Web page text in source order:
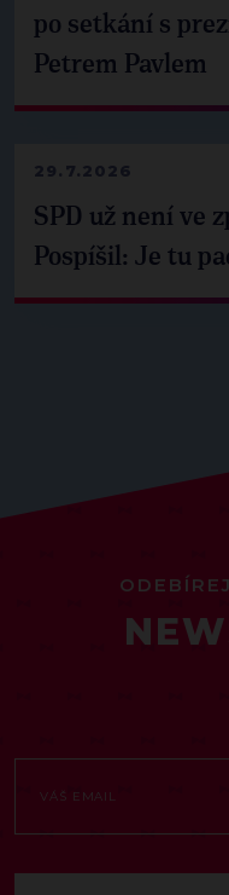
po setkání s
Petrem Pavlem
29.7.2026
SPD už není ve
Pospíšil: Je tu